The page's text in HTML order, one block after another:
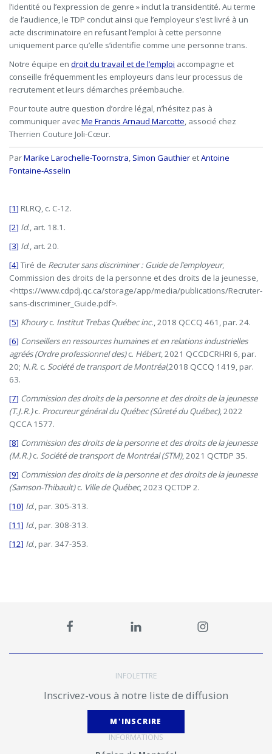
l’identité ou l’expression de genre » inclut la transidentité. Au terme
de l’audience, le TDP conclut ainsi que l’employeur s’est livré à un
acte discriminatoire en refusant l’emploi à cette personne
uniquement parce qu’elle s’identifie comme une personne trans.
Notre équipe en droit du travail et de l’emploi accompagne et
conseille fréquemment les employeurs dans leur processus de
recrutement et leurs démarches préembauche.
Pour toute autre question d’ordre légal, n’hésitez pas à
communiquer avecMe Francis Arnaud Marcotte, associé chez
Therrien Couture Joli-Cœur.
ParMarike Larochelle-Toornstra,Simon Gauthier etAntoine
Fontaine-Asselin
[1] RLRQ, c. C-12.
[2] Id., art. 18.1.
[3] Id., art. 20.
[4] Tiré de Recruter sans discriminer : Guide de l’employeur,
Commission des droits de la personne et des droits de la jeunesse,
<https://www.cdpdj.qc.ca/storage/app/media/publications/Recruter-
sans-discriminer_Guide.pdf>.
[5] Khouryc. Institut Trebas Québec inc., 2018 QCCQ 461, par. 24.
[6] Conseillers en ressources humaines et en relations industrielles
agréés (Ordre professionnel des)c. Hébert, 2021 QCCDCRHRI 6, par.
20; N.R. c. Société de transport de Montréal,2018 QCCQ 1419, par.
63.
[7] Commission des droits de la personne et des droits de la jeunesse
(T.J.R.)c. Procureur général du Québec (Sûreté du Québec), 2022
QCCA 1577.
[8] Commission des droits de la personne et des droits de la jeunesse
(M.R.)c. Société de transport de Montréal (STM), 2021 QCTDP 35.
[9] Commission des droits de la personne et des droits de la jeunesse
(Samson-Thibault)c. Ville de Québec, 2023 QCTDP 2.
[10] Id., par. 305-313.
[11] Id., par. 308-313.
[12] Id., par. 347-353.
INFOLETTRE
Inscrivez-vous à notre liste de diffusion
M'INSCRIRE
INFORMATIONS